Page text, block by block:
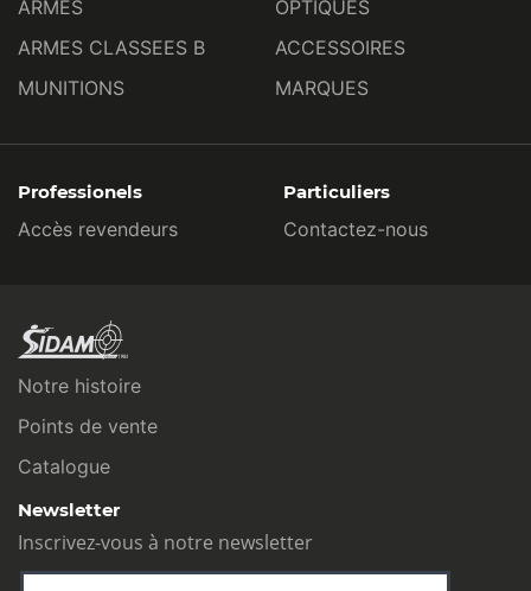
ARMES
ARMES CLASSEES B
MUNITIONS
OPTIQUES
ACCESSOIRES
MARQUES
Professionels
Accès revendeurs
Particuliers
Contactez-nous
Notre histoire
Points de vente
Catalogue
Newsletter
Inscrivez-vous à notre newsletter